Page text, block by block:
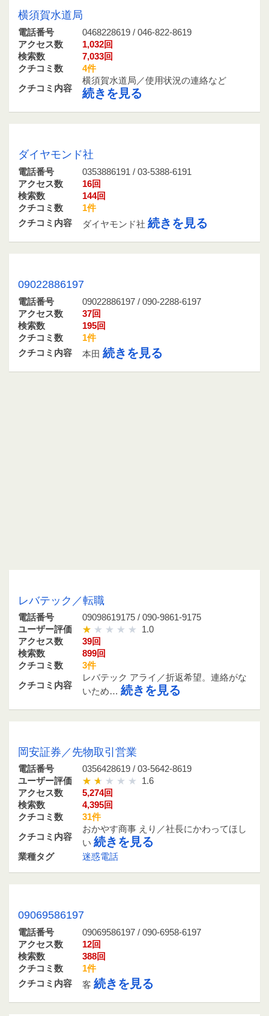
横須賀水道局
電話番号
0468228619 / 046-822-8619
アクセス数
1,032回
検索数
7,033回
クチコミ数
4件
クチコミ内容
横須賀水道局／使用状況の連絡など
続きを見る
ダイヤモンド社
電話番号
0353886191 / 03-5388-6191
アクセス数
16回
検索数
144回
クチコミ数
1件
クチコミ内容
ダイヤモンド社 続きを見る
09022886197
電話番号
09022886197 / 090-2288-6197
アクセス数
37回
検索数
195回
クチコミ数
1件
クチコミ内容
本田 続きを見る
レバテック／転職
電話番号
09098619175 / 090-9861-9175
ユーザー評価
1.0
アクセス数
39回
検索数
899回
クチコミ数
3件
クチコミ内容
レバテック アライ／折返希望。連絡がな
いため… 続きを見る
岡安証券／先物取引営業
電話番号
0356428619 / 03-5642-8619
ユーザー評価
1.6
アクセス数
5,274回
検索数
4,395回
クチコミ数
31件
クチコミ内容
おかやす商事 えり／社長にかわってほし
い 続きを見る
業種タグ 迷惑電話
09069586197
電話番号
09069586197 / 090-6958-6197
アクセス数
12回
検索数
388回
クチコミ数
1件
クチコミ内容
客 続きを見る